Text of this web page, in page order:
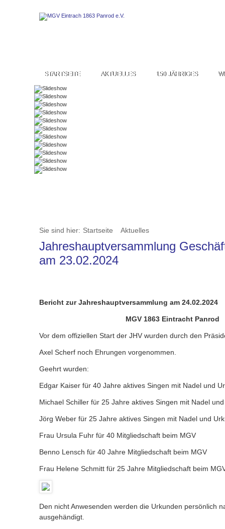
STARTSEITE AKTUELLES 150 JÄHRIGES
Sie sind hier: Startseite Aktuelles
Jahreshauptversammlung
am 23.02.2024
Bericht zur Jahreshauptversammlung am 24.02.2024
MGV 1863 Eintracht Panrod
Vor dem offiziellen Start der JHV wurden durch den
Axel Scherf noch Ehrungen vorgenommen.
Geehrt wurden:
Edgar Kaiser für 40 Jahre aktives Singen mit Nadel und
Michael Schiller für 25 Jahre aktives Singen mit Nadel
Jörg Weber für 25 Jahre aktives Singen mit Nadel und
Frau Ursula Fuhr für 40 Mitgliedschaft beim MGV
Benno Lensch für 40 Jahre Mitgliedschaft beim MGV
Frau Helene Schmitt für 25 Jahre Mitgliedschaft beim
Den nicht Anwesenden werden die Urkunden persönlich
ausgehändigt.